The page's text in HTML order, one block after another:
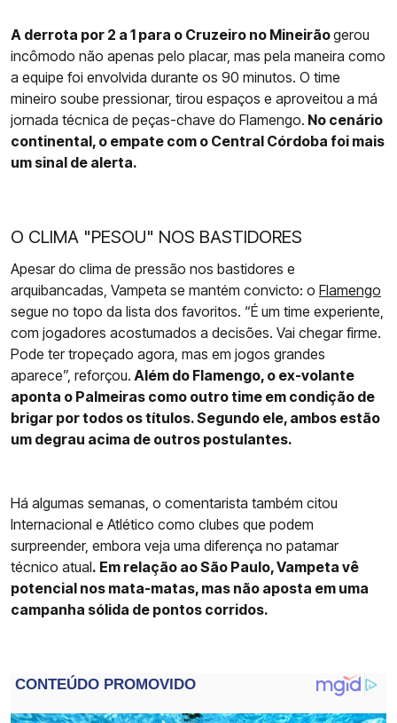
A derrota por 2 a 1 para o Cruzeiro no Mineirãogerou
incômodo não apenas pelo placar, mas pela maneira como
a equipe foi envolvida durante os 90 minutos. O time
mineiro soube pressionar, tirou espaços e aproveitou a má
jornada técnica de peças-chave do Flamengo. No cenário
continental, o empate com o Central Córdoba foi mais
um sinal de alerta.
O CLIMA "PESOU" NOS BASTIDORES
Apesar do clima de pressão nos bastidores e
arquibancadas, Vampeta se mantém convicto: o Flamengo
segue no topo da lista dos favoritos. “É um time experiente,
com jogadores acostumados a decisões. Vai chegar firme.
Pode ter tropeçado agora, mas em jogos grandes
aparece”, reforçou. Além do Flamengo, o ex-volante
aponta o Palmeiras como outro time em condição de
brigar por todos os títulos. Segundo ele, ambos estão
um degrau acima de outros postulantes.
Há algumas semanas, o comentarista também citou
Internacional e Atlético como clubes que podem
surpreender, embora veja uma diferença no patamar
técnico atual. Em relação ao São Paulo, Vampeta vê
potencial nos mata-matas, mas não aposta em uma
campanha sólida de pontos corridos.